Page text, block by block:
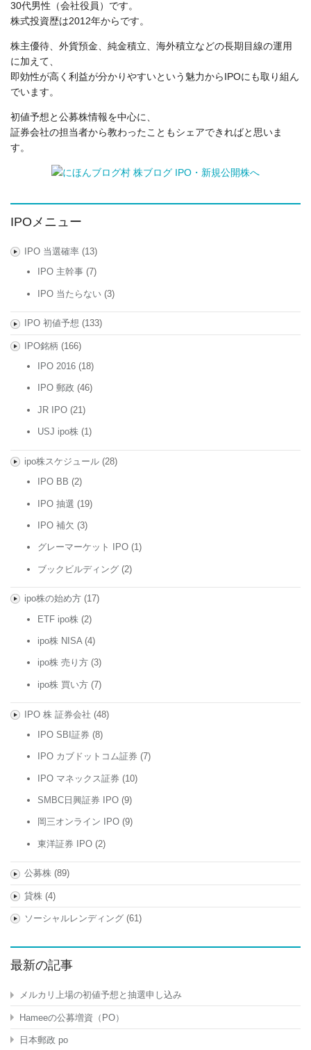
30代男性（会社役員）です。
株式投資歴は2012年からです。
株主優待、外貨預金、純金積立、海外積立などの長期目線の運用
に加えて、
即効性が高く利益が分かりやすいという魅力からIPOにも取り組ん
でいます。
初値予想と公募株情報を中心に、
証券会社の担当者から教わったこともシェアできればと思いま
す。
IPOメニュー
IPO 当選確率(13)
IPO 主幹事 (7)
IPO 当たらない (3)
IPO 初値予想 (133)
IPO銘柄 (166)
IPO 2016 (18)
IPO 郵政 (46)
JR IPO (21)
USJ ipo株 (1)
ipo株スケジュール(28)
IPO BB (2)
IPO 抽選 (19)
IPO 補欠 (3)
グレーマーケット IPO (1)
ブックビルディング (2)
ipo株の始め方(17)
ETF ipo株 (2)
ipo株 NISA(4)
ipo株 売り方 (3)
ipo株 買い方 (7)
IPO 株 証券会社 (48)
IPO SBI証券 (8)
IPO カブドットコム証券 (7)
IPO マネックス証券 (10)
SMBC日興証券 IPO (9)
岡三オンライン IPO (9)
東洋証券 IPO (2)
公募株(89)
貸株(4)
ソーシャルレンディング(61)
最新の記事
メルカリ上場の初値予想と抽選申し込み
Hameeの公募増資（PO）
日本郵政 po